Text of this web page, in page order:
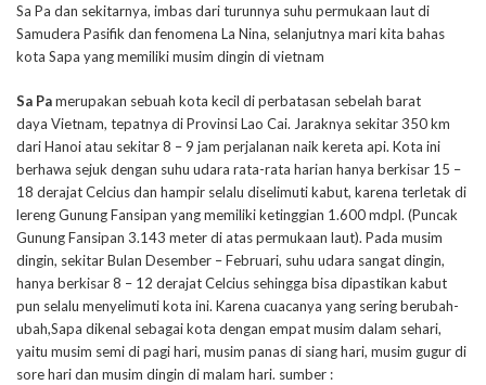
Sa Pa dan sekitarnya, imbas dari turunnya suhu permukaan laut di
Samudera Pasifik dan fenomena La Nina, selanjutnya mari kita bahas
kota Sapa yang memiliki musim dingin di vietnam
Sa Pamerupakan sebuah kota kecil di perbatasan sebelah barat
daya Vietnam, tepatnya di Provinsi Lao Cai. Jaraknya sekitar 350 km
dari Hanoi atau sekitar 8 – 9 jam perjalanan naik kereta api. Kota ini
berhawa sejuk dengan suhu udara rata-rata harian hanya berkisar 15 –
18 derajat Celcius dan hampir selalu diselimuti kabut, karena terletak di
lereng Gunung Fansipan yang memiliki ketinggian 1.600 mdpl. (Puncak
Gunung Fansipan 3.143 meter di atas permukaan laut). Pada musim
dingin, sekitar Bulan Desember – Februari, suhu udara sangat dingin,
hanya berkisar 8 – 12 derajat Celcius sehingga bisa dipastikan kabut
pun selalu menyelimuti kota ini. Karena cuacanya yang sering berubah-
ubah,Sapa dikenal sebagai kota dengan empat musim dalam sehari,
yaitu musim semi di pagi hari, musim panas di siang hari, musim gugur di
sore hari dan musim dingin di malam hari. sumber :